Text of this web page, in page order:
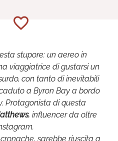
stupore: un aereo in
viaggiatrice di gustarsi un
con tanto di inevitabili
a Byron Bay a bordo
Protagonista di questa
, influencer da oltre
sarebbe riuscita a